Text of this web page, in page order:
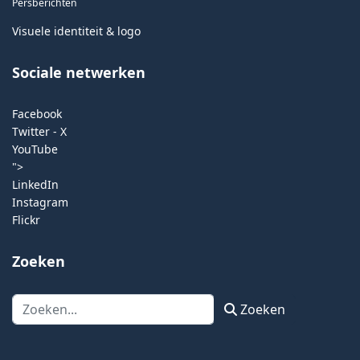
Persberichten
Visuele identiteit & logo
Sociale netwerken
Facebook
Twitter - X
YouTube
">
LinkedIn
Instagram
Flickr
Zoeken
Zoeken Zoeken